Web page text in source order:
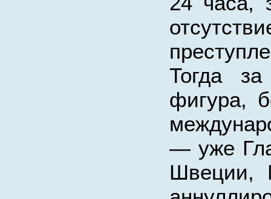
Тогда
фигура,
— уже
Швеции,